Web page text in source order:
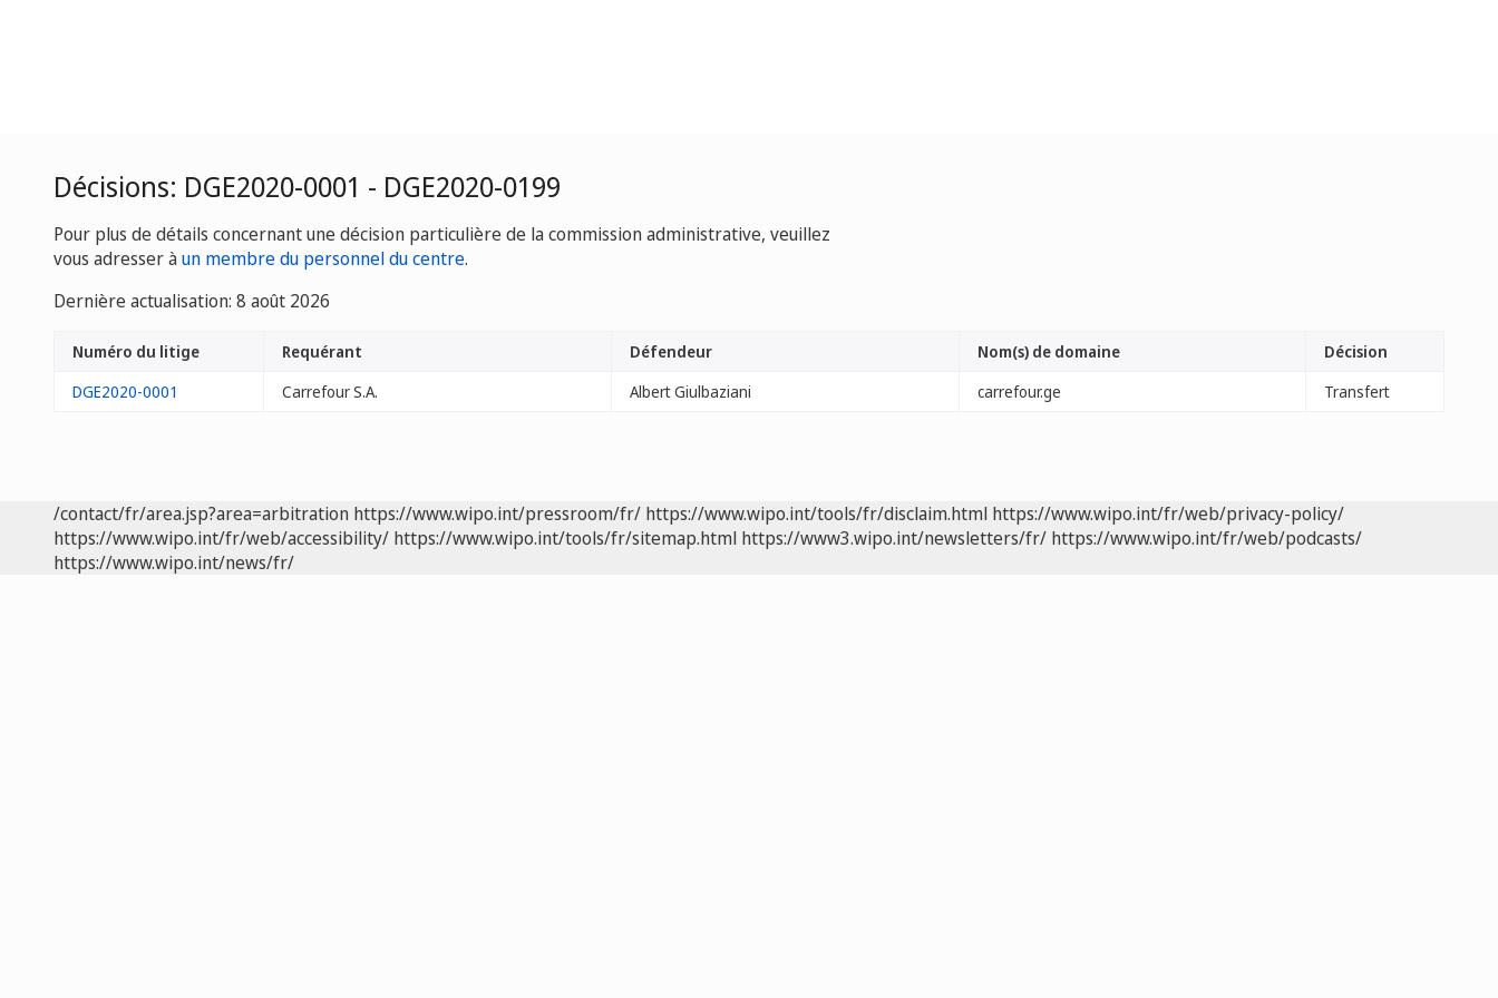
Décisions: DGE2020-0001 - DGE2020-0199
Pour plus de détails concernant une décision particulière de la commission administrative, veuillez
vous adresser àun membre du personnel du centre.
Dernière actualisation: 8 août 2026
Numéro du litige Requérant Défendeur Nom(s) de domaine
Décision
DGE2020-0001
Carrefour S.A. Albert Giulbaziani carrefour.ge Transfert
/contact/fr/area.jsp?area=arbitration https://www.wipo.int/pressroom/fr/ https://www.wipo.int/tools/fr/disclaim.html https://www.wipo.int/fr/web/privacy-policy/
https://www.wipo.int/fr/web/accessibility/ https://www.wipo.int/tools/fr/sitemap.html https://www3.wipo.int/newsletters/fr/ https://www.wipo.int/fr/web/podcasts/
https://www.wipo.int/news/fr/